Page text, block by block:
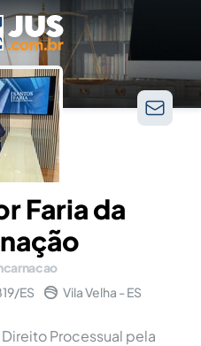
Faria da
ES Vila Velha - ES
Processual pela